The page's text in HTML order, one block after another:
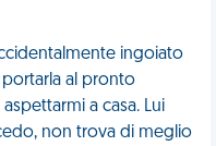
ingoiato
al pronto
a casa. Lui
non trova di meglio